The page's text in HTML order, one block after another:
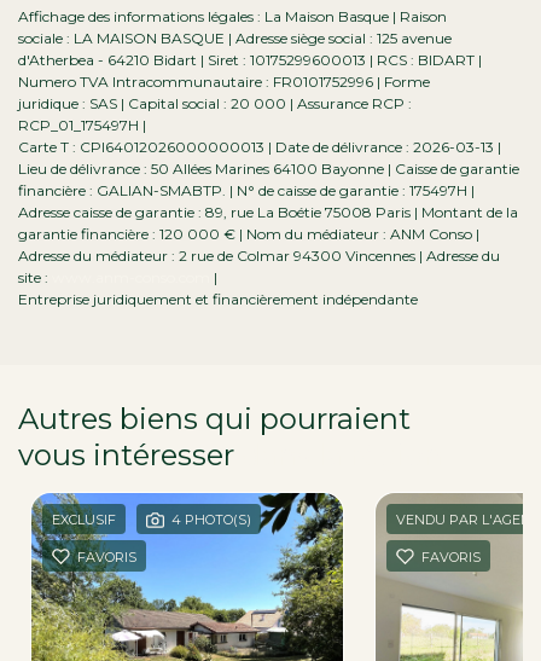
Affichage des informations légales : La Maison Basque | Raison
sociale : LA MAISON BASQUE | Adresse siège social : 125 avenue
d'Atherbea - 64210 Bidart | Siret : 10175299600013 | RCS : BIDART |
Numero TVA Intracommunautaire : FR0101752996 | Forme
juridique : SAS | Capital social : 20 000 | Assurance RCP :
RCP_01_175497H |
Carte T : CPI64012026000000013 | Date de délivrance : 2026-03-13 |
Lieu de délivrance : 50 Allées Marines 64100 Bayonne | Caisse de garantie
financière : GALIAN-SMABTP. | N° de caisse de garantie : 175497H |
Adresse caisse de garantie : 89, rue La Boétie 75008 Paris | Montant de la
garantie financière : 120 000 € | Nom du médiateur : ANM Conso |
Adresse du médiateur : 2 rue de Colmar 94300 Vincennes | Adresse du
site :
|
Entreprise juridiquement et financièrement indépendante
Autres biens qui pourraient
vous intéresser
EXCLUSIF 4 PHOTO(S)
FAVORIS
VENDU PAR
FAVORIS